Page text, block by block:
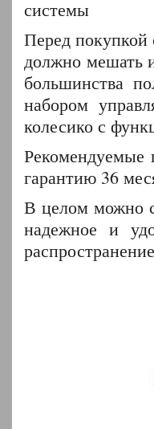
системы
Перед покупкой
должно мешать
большинства
набором
колесико с
Рекомендуемые
гарантию 36
В целом можно
надежное и